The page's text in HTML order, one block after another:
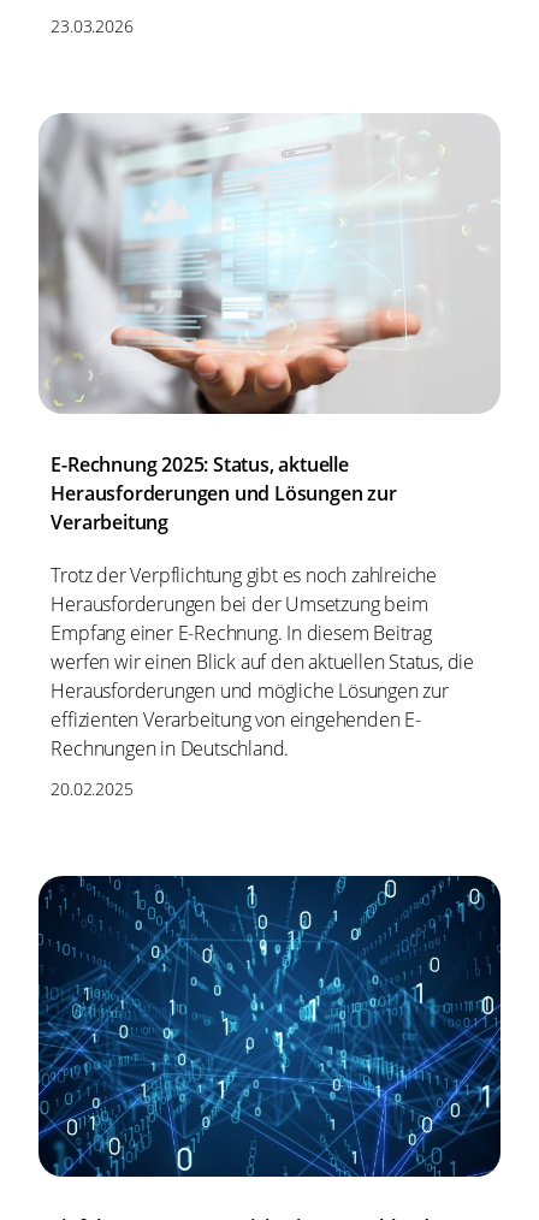
23.03.2026
E-Rechnung 2025: Status, aktuelle
Herausforderungen und Lösungen zur
Verarbeitung
Trotz der Verpflichtung gibt es noch zahlreiche
Herausforderungen bei der Umsetzung beim
Empfang einer E-Rechnung. In diesem Beitrag
werfen wir einen Blick auf den aktuellen Status, die
Herausforderungen und mögliche Lösungen zur
effizienten Verarbeitung von eingehenden E-
Rechnungen in Deutschland.
20.02.2025